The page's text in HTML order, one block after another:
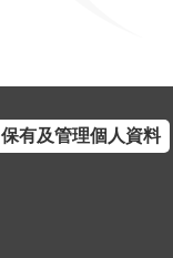
保有及管理個人資料